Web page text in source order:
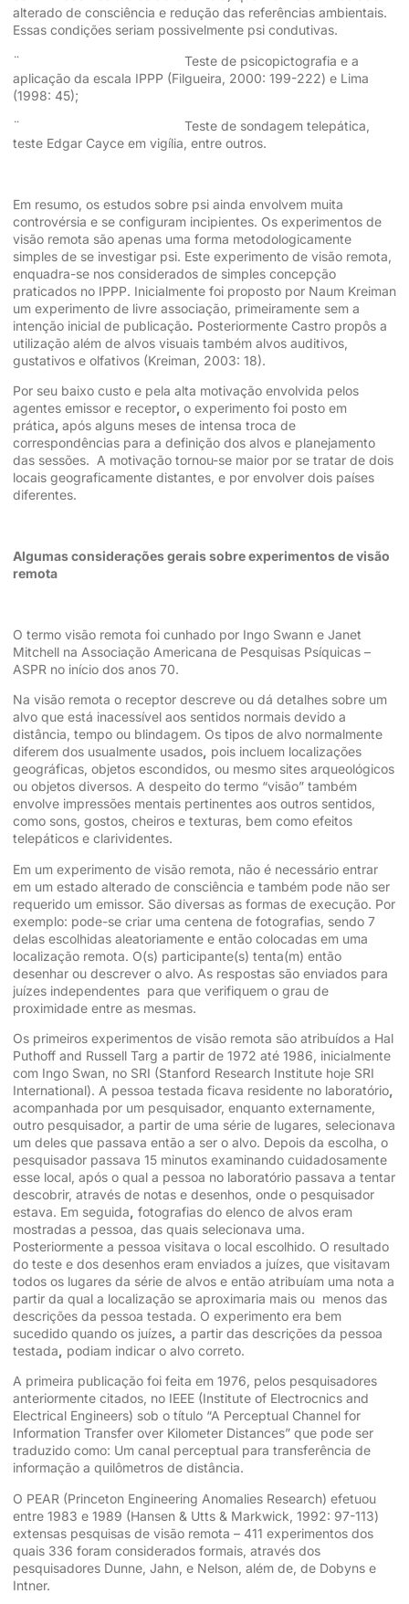
alterado de consciência e redução das referências ambientais.
Essas condições seriam possivelmente psi condutivas.
¨ Teste de psicopictografia e a
aplicação da escala IPPP (Filgueira, 2000: 199-222) e Lima
(1998: 45);
¨ Teste de sondagem telepática,
teste Edgar Cayce em vigília, entre outros.
Em resumo, os estudos sobre psi ainda envolvem muita
controvérsia e se configuram incipientes. Os experimentos de
visão remota são apenas uma forma metodologicamente
simples de se investigar psi. Este experimento de visão remota,
enquadra-se nos considerados de simples concepção
praticados no IPPP. Inicialmente foi proposto por Naum Kreiman
um experimento de livre associação, primeiramente sem a
intenção inicial de publicação. Posteriormente Castro propôs a
utilização além de alvos visuais também alvos auditivos,
gustativos e olfativos (Kreiman, 2003: 18).
Por seu baixo custo e pela alta motivação envolvida pelos
agentes emissor e receptor, o experimento foi posto em
prática, após alguns meses de intensa troca de
correspondências para a definição dos alvos e planejamento
das sessões. A motivação tornou-se maior por se tratar de dois
locais geograficamente distantes, e por envolver dois países
diferentes.
Algumas considerações gerais sobre experimentos de visão
remota
O termo visão remota foi cunhado por Ingo Swann e Janet
Mitchell na Associação Americana de Pesquisas Psíquicas –
ASPR no início dos anos 70.
Na visão remota o receptor descreve ou dá detalhes sobre um
alvo que está inacessível aos sentidos normais devido a
distância, tempo ou blindagem. Os tipos de alvo normalmente
diferem dos usualmente usados, pois incluem localizações
geográficas, objetos escondidos, ou mesmo sites arqueológicos
ou objetos diversos. A despeito do termo “visão” também
envolve impressões mentais pertinentes aos outros sentidos,
como sons, gostos, cheiros e texturas, bem como efeitos
telepáticos e clarividentes.
Em um experimento de visão remota, não é necessário entrar
em um estado alterado de consciência e também pode não ser
requerido um emissor. São diversas as formas de execução. Por
exemplo: pode-se criar uma centena de fotografias, sendo 7
delas escolhidas aleatoriamente e então colocadas em uma
localização remota. O(s) participante(s) tenta(m) então
desenhar ou descrever o alvo. As respostas são enviados para
juízes independentes para que verifiquem o grau de
proximidade entre as mesmas.
Os primeiros experimentos de visão remota são atribuídos a Hal
Puthoff and Russell Targ a partir de 1972 até 1986, inicialmente
com Ingo Swan, no SRI (Stanford Research Institute hoje SRI
International). A pessoa testada ficava residente no laboratório,
acompanhada por um pesquisador, enquanto externamente,
outro pesquisador, a partir de uma série de lugares, selecionava
um deles que passava então a ser o alvo. Depois da escolha, o
pesquisador passava 15 minutos examinando cuidadosamente
esse local, após o qual a pessoa no laboratório passava a tentar
descobrir, através de notas e desenhos, onde o pesquisador
estava. Em seguida, fotografias do elenco de alvos eram
mostradas a pessoa, das quais selecionava uma.
Posteriormente a pessoa visitava o local escolhido. O resultado
do teste e dos desenhos eram enviados a juízes, que visitavam
todos os lugares da série de alvos e então atribuíam uma nota a
partir da qual a localização se aproximaria mais ou menos das
descrições da pessoa testada. O experimento era bem
sucedido quando os juízes, a partir das descrições da pessoa
testada, podiam indicar o alvo correto.
A primeira publicação foi feita em 1976, pelos pesquisadores
anteriormente citados, no IEEE (Institute of Electrocnics and
Electrical Engineers) sob o título “A Perceptual Channel for
Information Transfer over Kilometer Distances” que pode ser
traduzido como: Um canal perceptual para transferência de
informação a quilômetros de distância.
O PEAR (Princeton Engineering Anomalies Research) efetuou
entre 1983 e 1989 (Hansen & Utts & Markwick, 1992: 97-113)
extensas pesquisas de visão remota – 411 experimentos dos
quais 336 foram considerados formais, através dos
pesquisadores Dunne, Jahn, e Nelson, além de, de Dobyns e
Intner.